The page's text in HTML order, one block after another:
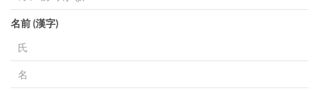
名前 (漢字)